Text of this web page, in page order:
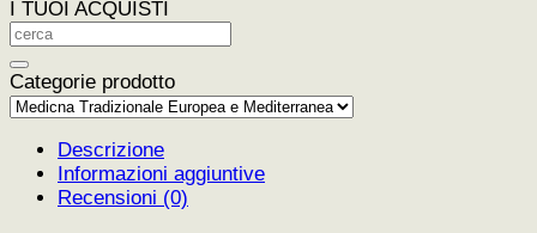
I TUOI ACQUISTI
Categorie prodotto
Descrizione
Informazioni aggiuntive
Recensioni (0)